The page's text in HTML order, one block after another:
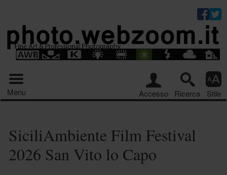
Menu principale
Menu
Riquadro
Accesso Ricerca Stile
SiciliAmbiente Film Festival
2026 San Vito lo Capo